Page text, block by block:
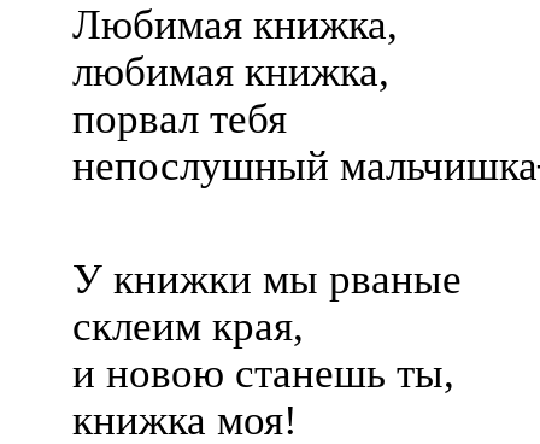
Любимая книжка,
любимая книжка,
порвал тебя
непослушный
У книжки мы рваные
склеим края,
и новою станешь ты,
книжка моя!